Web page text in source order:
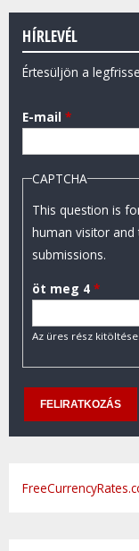
HÍRLEVÉL
Értesüljön a
E-mail *
CAPTCHA
This question is
human visitor
submissions.
öt meg 4 *
Az üres rész kitöltése.